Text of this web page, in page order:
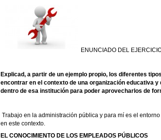
ENUNCIADO DEL
Explicad, a partir de un ejemplo propio, los diferentes
encontrar en el contexto de una organización educativa
dentro de esa institución para poder aprovecharlos de
Trabajo en la administración pública y para mí es el
en este contexto.
EL CONOCIMIENTO DE LOS EMPLEADOS PÚBLICOS